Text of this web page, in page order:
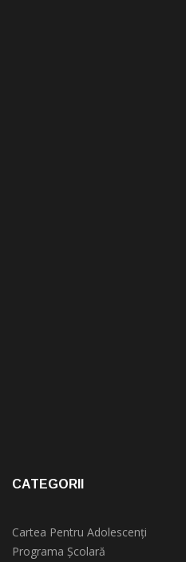
CATEGORII
Cartea Pentru Adolescenți
Programa Școlară